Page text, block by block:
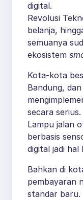
digital.
Revolusi
belanja,
semuanya
ekosistem
Kota-kota
Bandung,
secara serius.
Lampu jalan
berbasis
digital jadi hal
Bahkan di
pembayaran
standar baru.